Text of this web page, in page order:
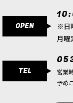
す。
[スピ
の影
17,200
1点
OPEN ※日
月曜
TEL
営業
予め